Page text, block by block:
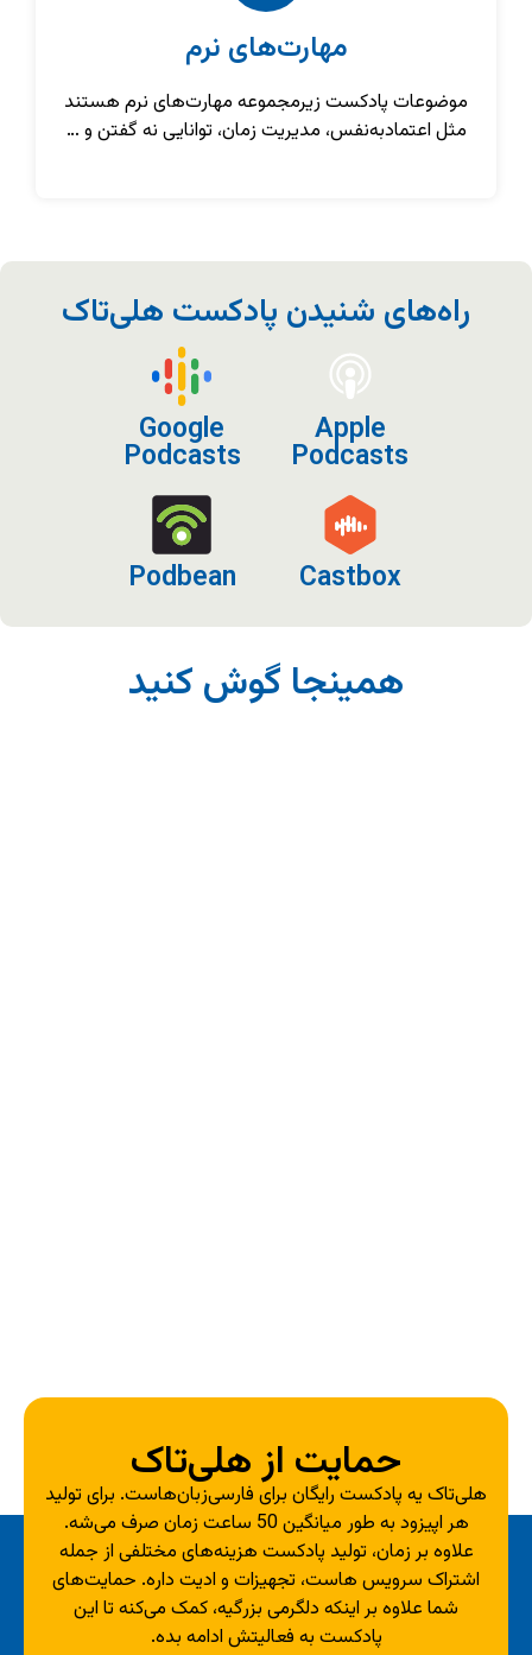
مهارت‌های نرم
پادکست زیرمجموعه مهارت‌های نرم هستند
مدیریت زمان، توانایی نه گفتن و …
یکی از اهداف
شماست تا
شنیدن پادکست هلی‌تاک
Podcasts
Google
Podcasts
Castbox
Podbean
همینجا گوش کنید
حمایت از هلی‌تاک
پادکست رایگان برای فارسی‌زبان‌هاست. برای تولید
هر اپیزود به طور میانگین 50 ساعت زمان صرف می‌شه.
بر زمان، تولید پادکست هزینه‌های مختلفی از جمله
سرویس هاست، تجهیزات و ادیت داره. حمایت‌های
بر اینکه دلگرمی بزرگیه، کمک می‌کنه تا این
پادکست به فعالیتش ادامه بده.